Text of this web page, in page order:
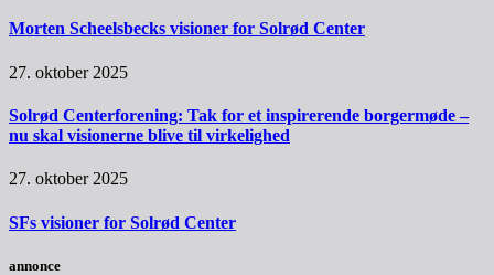
Morten Scheelsbecks visioner for Solrød Center
27. oktober 2025
Solrød Centerforening: Tak for et inspirerende borgermøde –
nu skal visionerne blive til virkelighed
27. oktober 2025
SFs visioner for Solrød Center
annonce